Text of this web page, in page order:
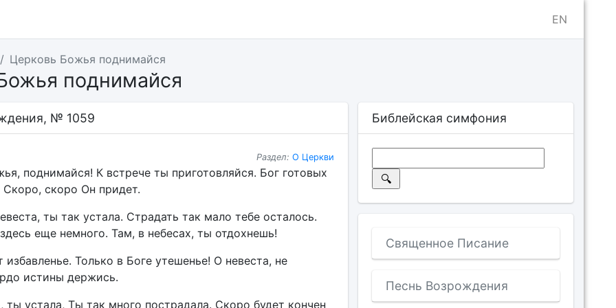
EN
Церковь Божья поднимайся
поднимайся
№ 1059
Раздел: О Церкви
поднимайся! К встрече ты приготовляйся. Бог готовых
скоро Он придет.
ты так устала. Страдать так мало тебе осталось.
еще немного. Там, в небесах, ты отдохнешь!
избавленье. Только в Боге утешенье! О невеста, не
истины держись.
ты устала, Ты так много пострадала. Скоро будет кончен
Библейская симфония
Священное Писание
Песнь Возрождения